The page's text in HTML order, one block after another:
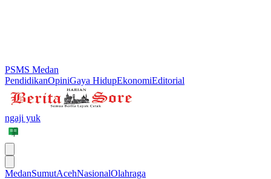
PSMS Medan
PendidikanOpiniGaya HidupEkonomiEditorial
ngaji yuk
MedanSumutAcehNasionalOlahraga